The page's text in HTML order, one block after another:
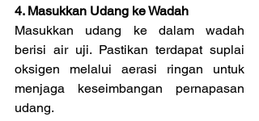
4. Masukkan Udang ke Wadah
Masukkan udang ke dalam wadah
berisi air uji. Pastikan terdapat suplai
oksigen melalui aerasi ringan untuk
menjaga keseimbangan pernapasan
udang.